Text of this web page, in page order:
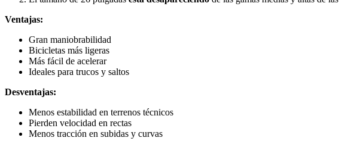
Ventajas:
Gran maniobrabilidad
Bicicletas más ligeras
Más fácil de acelerar
Ideales para trucos y saltos
Desventajas:
Menos estabilidad en terrenos técnicos
Pierden velocidad en rectas
Menos tracción en subidas y curvas